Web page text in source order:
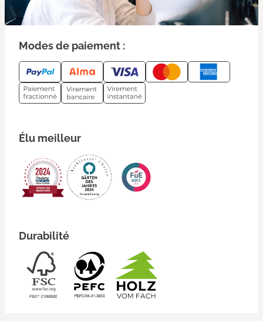
Modes de paiement :
Élu meilleur
Durabilité